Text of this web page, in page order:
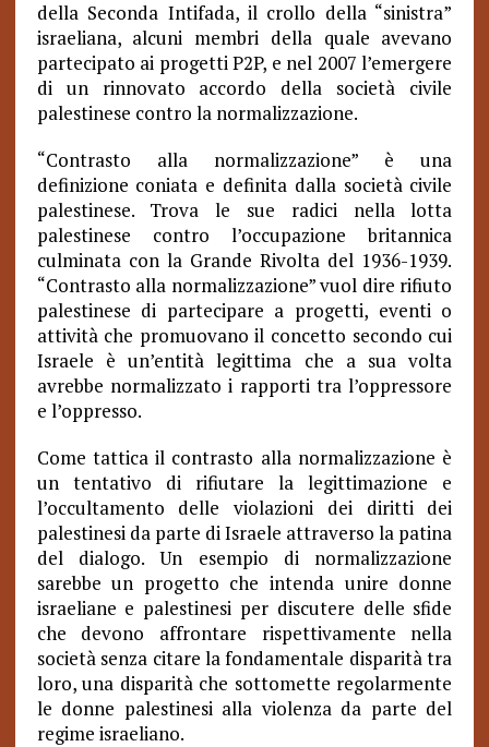
della Seconda Intifada, il crollo della “sinistra”
israeliana, alcuni membri della quale avevano
partecipato ai progetti P2P, e nel 2007 l’emergere
di un rinnovato accordo della società civile
palestinese contro la normalizzazione.
“Contrasto alla normalizzazione” è una
definizione coniata e definita dalla società civile
palestinese. Trova le sue radici nella lotta
palestinese contro l’occupazione britannica
culminata con la Grande Rivolta del 1936-1939.
“Contrasto alla normalizzazione” vuol dire rifiuto
palestinese di partecipare a progetti, eventi o
attività che promuovano il concetto secondo cui
Israele è un’entità legittima che a sua volta
avrebbe normalizzato i rapporti tra l’oppressore
e l’oppresso.
Come tattica il contrasto alla normalizzazione è
un tentativo di rifiutare la legittimazione e
l’occultamento delle violazioni dei diritti dei
palestinesi da parte di Israele attraverso la patina
del dialogo. Un esempio di normalizzazione
sarebbe un progetto che intenda unire donne
israeliane e palestinesi per discutere delle sfide
che devono affrontare rispettivamente nella
società senza citare la fondamentale disparità tra
loro, una disparità che sottomette regolarmente
le donne palestinesi alla violenza da parte del
regime israeliano.